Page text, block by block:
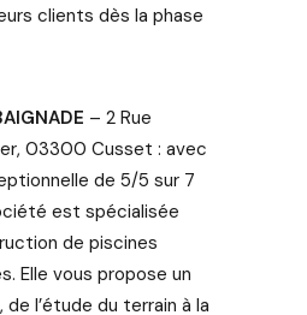
clients dès la phase
– 2 Rue
03300 Cusset : avec
de 5/5 sur 7
est spécialisée
de piscines
Elle vous propose un
l’étude du terrain à la